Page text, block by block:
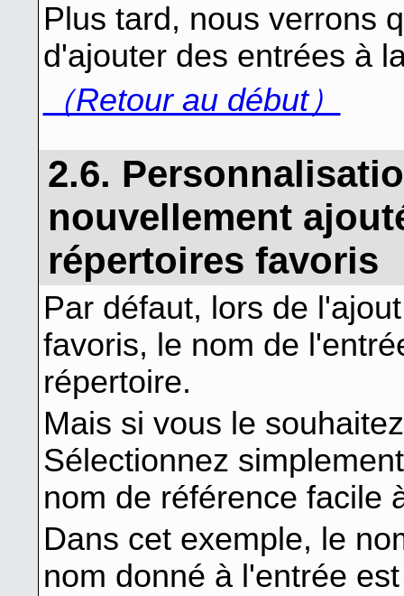
Plus tard, nous verrons
d'ajouter des entrées à
（Retour au début）
2.6.
nouvellement
répertoires favoris
Par défaut, lors de
favoris, le nom de
répertoire.
Mais si vous le
Sélectionnez
nom de référence facile
Dans cet exemple, le
nom donné à l'entrée